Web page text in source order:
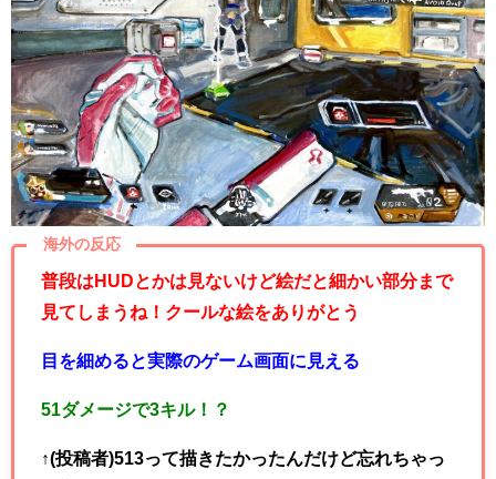
海外の反応
普段はHUDとかは見ないけど絵だと細かい部分まで
見てしまうね！クールな絵をありがとう
目を細めると実際のゲーム画面に見える
51ダメージで3キル！？
↑(投稿者)513って描きたかったんだけど忘れちゃっ